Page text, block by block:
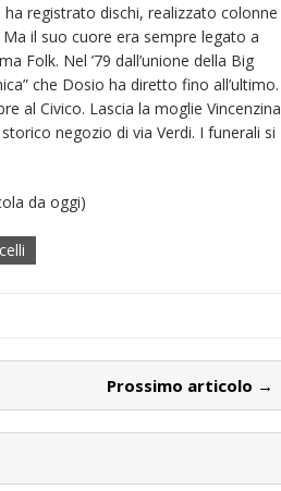
registrato dischi, realizzato colonne
il suo cuore era sempre legato a
Folk. Nel ’79 dall’unione della Big
che Dosio ha diretto fino all’ultimo.
al Civico. Lascia la moglie Vincenzina
negozio di via Verdi. I funerali si
da oggi)
Prossimo articolo →